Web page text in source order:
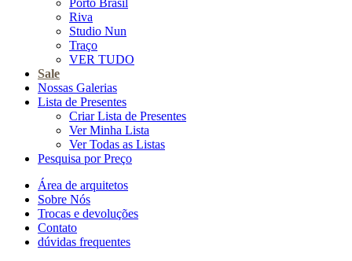
Porto Brasil
Riva
Studio Nun
Traço
VER TUDO
Sale
Nossas Galerias
Lista de Presentes
Criar Lista de Presentes
Ver Minha Lista
Ver Todas as Listas
Pesquisa por Preço
Área de arquitetos
Sobre Nós
Trocas e devoluções
Contato
dúvidas frequentes